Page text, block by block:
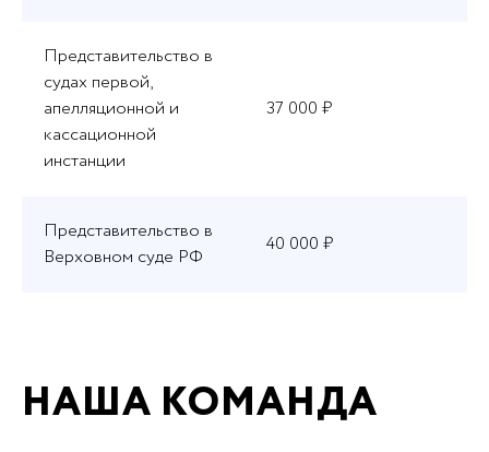
Представительство в
судах первой,
апелляционной и
кассационной
инстанции
37 000 ₽
Представительство в
Верховном суде РФ
40 000 ₽
НАША КОМАНДА